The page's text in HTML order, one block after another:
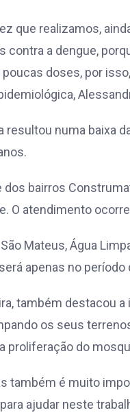
que realizamos,
a dengue,
doses, por
numa baixa
bairros
O atendimento
Mateus, Água
apenas no período
também destacou
os seus
proliferação do
também é muito
ajudar neste